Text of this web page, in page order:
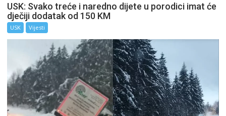
USK: Svako treće i naredno dijete u porodici imat će
dječiji dodatak od 150 KM
USK Vijesti